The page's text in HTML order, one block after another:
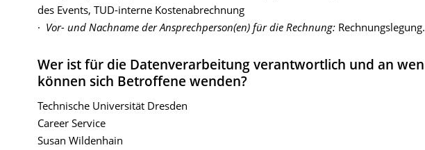
des Events, TUD-interne Kostenabrechnung
· Vor- und Nachname der Ansprechperson(en) für die Rechnung: Rechnungslegung.
Wer ist für die Datenverarbeitung verantwortlich und an wen
können sich Betroffene wenden?
Technische Universität Dresden
Career Service
Susan Wildenhain